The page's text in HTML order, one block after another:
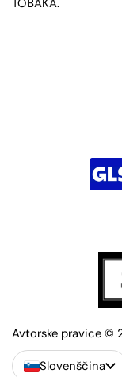
TOBAKA.
Avtorske pravice ©
Slovenščina